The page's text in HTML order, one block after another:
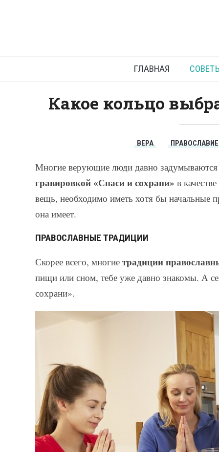
ГЛАВНАЯ
Какое кольцо
ВЕРА ПРАВОСЛАВИЕ
Многие верующие люди давно
гравировкой «Спаси и сохрани» в
вещь, необходимо иметь хотя бы начальные
она имеет.
ПРАВОСЛАВНЫЕ ТРАДИЦИИ
Скорее всего, многие традиции
пищи или сном, тебе уже давно знакомы. А
сохрани».